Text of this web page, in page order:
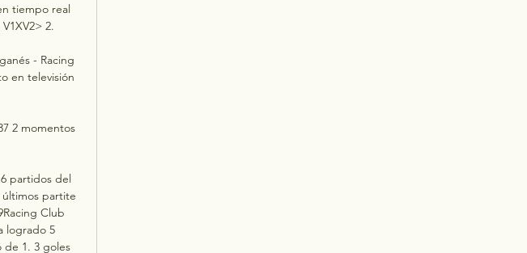
tiempo real
2.
- Racing
en televisión
2 momentos
partidos del
últimos partite
Club
logrado 5
de 1. 3 goles